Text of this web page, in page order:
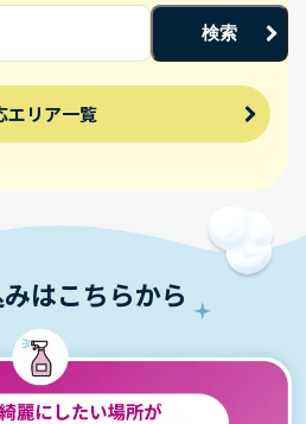
検索
エリア一覧
はこちらから